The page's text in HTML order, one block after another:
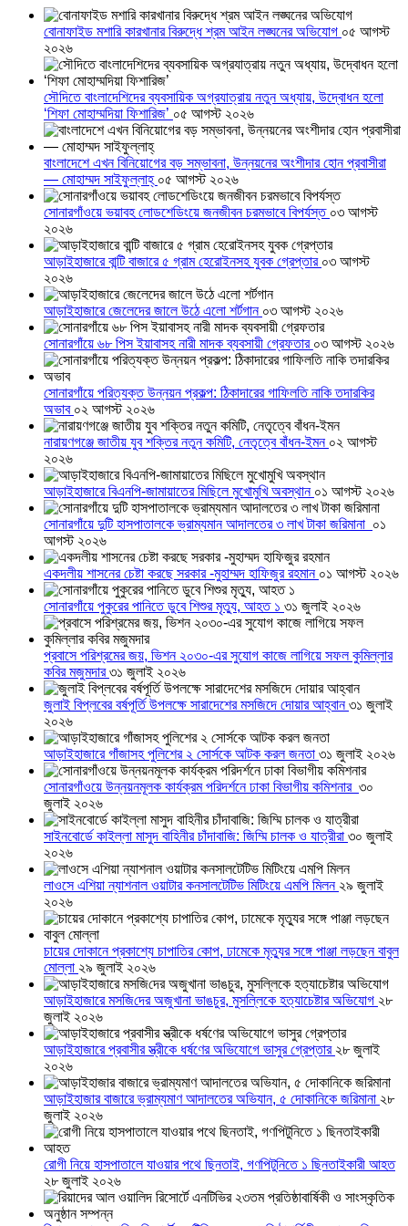
বোনাফাইড মশারি কারখানার বিরুদ্ধে শ্রম আইন লঙ্ঘনের অভিযোগ ০৫ আগস্ট
২০২৬
সৌদিতে বাংলাদেশিদের ব্যবসায়িক অগ্রযাত্রায় নতুন অধ্যায়, উদ্বোধন হলো
‘শিফা মোহাম্মদিয়া ফিশারিজ’ ০৫ আগস্ট ২০২৬
বাংলাদেশে এখন বিনিয়োগের বড় সম্ভাবনা, উন্নয়নের অংশীদার হোন প্রবাসীরা
— মোহাম্মদ সাইফুল্লাহ্ ০৫ আগস্ট ২০২৬
সোনারগাঁওয়ে ভয়াবহ লোডশেডিংয়ে জনজীবন চরমভাবে বিপর্যস্ত ০৩ আগস্ট
২০২৬
আড়াইহাজারে বান্টি বাজারে ৫ গ্রাম হেরোইনসহ যুবক গ্রেপ্তার ০৩ আগস্ট
২০২৬
আড়াইহাজারে জেলেদের জালে উঠে এলো শর্টগান ০৩ আগস্ট ২০২৬
সোনারগাঁয়ে ৬৮ পিস ইয়াবাসহ নারী মাদক ব্যবসায়ী গ্রেফতার ০৩ আগস্ট ২০২৬
সোনারগাঁয়ে পরিত্যক্ত উন্নয়ন প্রকল্প: ঠিকাদারের গাফিলতি নাকি তদারকির
অভাব ০২ আগস্ট ২০২৬
নারায়ণগঞ্জে জাতীয় যুব শক্তির নতুন কমিটি, নেতৃত্বে বাঁধন-ইমন ০২ আগস্ট
২০২৬
আড়াইহাজারে বিএনপি-জামায়াতের মিছিলে মুখোমুখি অবস্থান ০১ আগস্ট ২০২৬
সোনারগাঁয়ে দুটি হাসপাতালকে ভ্রাম্যমান আদালতের ৩ লাখ টাকা জরিমানা ০১
আগস্ট ২০২৬
একদলীয় শাসনের চেষ্টা করছে সরকার -মুহাম্মদ হাফিজুর রহমান ০১ আগস্ট ২০২৬
সোনারগাঁয়ে পুকুরের পানিতে ডুবে শিশুর মৃত্যু, আহত ১ ৩১ জুলাই ২০২৬
প্রবাসে পরিশ্রমের জয়, ভিশন ২০৩০-এর সুযোগ কাজে লাগিয়ে সফল কুমিল্লার
কবির মজুমদার৩১ জুলাই ২০২৬
জুলাই বিপ্লবের বর্ষপূর্তি উপলক্ষে সারাদেশের মসজিদে দোয়ার আহ্বান৩১ জুলাই
২০২৬
আড়াইহাজারে গাঁজাসহ পুলিশের ২ সোর্সকে আটক করল জনতা ৩১ জুলাই ২০২৬
সোনারগাঁওয়ে উন্নয়নমূলক কার্যক্রম পরিদর্শনে ঢাকা বিভাগীয় কমিশনার ৩০
জুলাই ২০২৬
সাইনবোর্ডে কাইল্লা মাসুদ বাহিনীর চাঁদাবাজি: জিম্মি চালক ও যাত্রীরা ৩০ জুলাই
২০২৬
লাওসে এশিয়া ন্যাশনাল ওয়াটার কনসালটেটিভ মিটিংয়ে এমপি মিলন ২৯ জুলাই
২০২৬
চায়ের দোকানে প্রকাশ্যে চাপাতির কোপ, ঢামেকে মৃত্যুর সঙ্গে পাঞ্জা লড়ছেন বাবুল
মোল্লা ২৯ জুলাই ২০২৬
আড়াইহাজারে মস‌জি‌দের অজুখানা ভাঙচুর, মুসল্লিকে হত্যাচেষ্টার অভিযোগ ২৮
জুলাই ২০২৬
আড়াইহাজারে প্রবাসীর স্ত্রীকে ধর্ষণের অভিযোগে ভাসুর গ্রেপ্তার ২৮ জুলাই
২০২৬
আড়াইহাজার বাজারে ভ্রাম্যমাণ আদালতের অভিযান, ৫ দোকানিকে জরিমানা ২৮
জুলাই ২০২৬
রোগী নিয়ে হাসপাতালে যাওয়ার পথে ছিনতাই, গণপিটুনিতে ১ ছিনতাইকারী আহত
২৮ জুলাই ২০২৬